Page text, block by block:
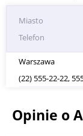
Miasto
Telefon
Warszawa
(22) 555-22-22,
Opinie o